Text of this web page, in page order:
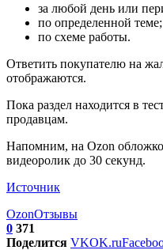
за любой день или
по определенной теме;
по схеме работы.
Ответить покупателю на
отображаются.
Пока раздел находится в
продавцам.
Напомним, на Ozon
видеоролик до 30 секунд.
Источник
OzonОтзывы
0 371
Поделится VKOK.ru